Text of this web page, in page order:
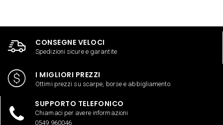
CONSEGNE VELOCI
Spedizioni sicure e garantite
I MIGLIORI PREZZI
Ottimi prezzi su scarpe, borse e abbigliamento
SUPPORTO TELEFONICO
Chiamaci per avere informazioni
0549 960046